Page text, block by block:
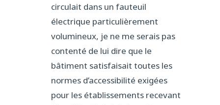
circulait dans un fauteuil
électrique particulièrement
volumineux, je ne me serais pas
contenté de lui dire que le
bâtiment satisfaisait toutes les
normes d’accessibilité exigées
pour les établissements recevant